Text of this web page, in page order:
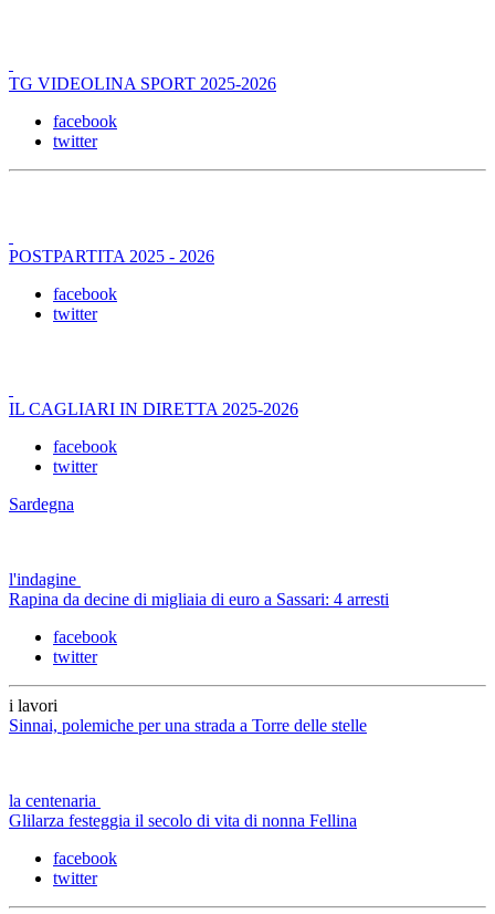
TG VIDEOLINA SPORT 2025-2026
facebook
twitter
POSTPARTITA 2025 - 2026
facebook
twitter
IL CAGLIARI IN DIRETTA 2025-2026
facebook
twitter
Sardegna
l'indagine
Rapina da decine di migliaia di euro a Sassari: 4 arresti
facebook
twitter
i lavori
Sinnai, polemiche per una strada a Torre delle stelle
la centenaria
Glilarza festeggia il secolo di vita di nonna Fellina
facebook
twitter